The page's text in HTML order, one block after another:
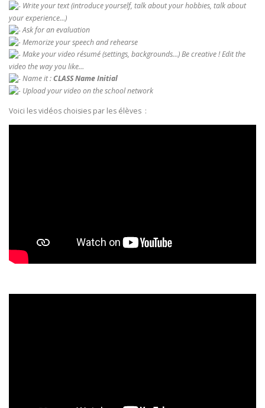
Write your text (introduce yourself, talk about your hobbies, talk about
your experience…)
Ask for an evaluation
Memorize your speech and rehearse
Make your video résumé (settings, backgrounds…) Be creative ! Edit the
video the way you like…
Name it :CLASS Name Initial
Upload your video on the school network
Voici les vidéos choisies par les élèves :